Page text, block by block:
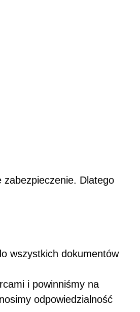
zabezpieczenie. Dlatego
wszystkich dokumentów
i powinniśmy na
odpowiedzialność